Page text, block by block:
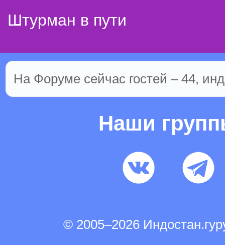
Штурман в пути
На Форуме сейчас гостей – 44,
Наши
© 2005–2026